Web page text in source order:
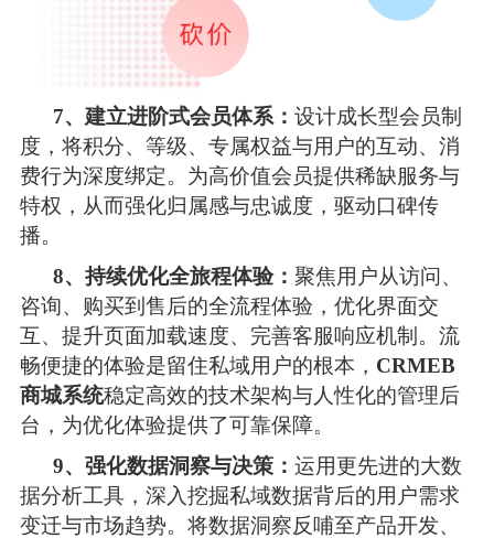
7、建立进阶式会员体系： 设计成长型会员制
度，将积分、等级、专属权益与用户的互动、消
费行为深度绑定。为高价值会员提供稀缺服务与
特权，从而强化归属感与忠诚度，驱动口碑传
播。
8、持续优化全旅程体验： 聚焦用户从访问、
咨询、购买到售后的全流程体验，优化界面交
互、提升页面加载速度、完善客服响应机制。流
畅便捷的体验是留住私域用户的根本， CRMEB
商城系统稳定高效的技术架构与人性化的管理后
台，为优化体验提供了可靠保障。
9、强化数据洞察与决策： 运用更先进的大数
据分析工具，深入挖掘私域数据背后的用户需求
变迁与市场趋势。将数据洞察反哺至产品开发、